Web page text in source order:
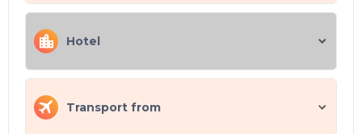
Hotel
Transport from